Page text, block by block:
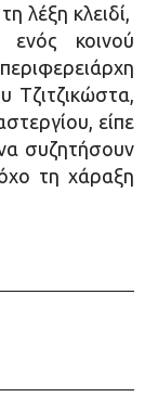
λέξη κλειδί,
κοινού
Τζιτζικώστα,
είπε
συζητήσουν
τη χάραξη